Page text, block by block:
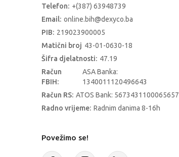
Telefon: +(387) 63948739
Email: online.bih@dexyco.ba
PIB: 219023900005
Matični broj 43-01-0630-18
Šifra djelatnosti: 47.19
Račun
FBIH:
ASA Banka:
1340011120496643
Račun RS: ATOS Bank: 5673431100065657
Radno vrijeme: Radnim danima 8-16h
Povežimo se!